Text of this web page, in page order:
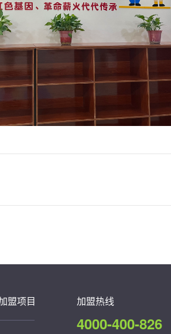
盟项目 加盟热线
4000-400-826